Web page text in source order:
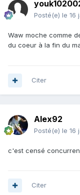
Posté(e) le 16
Waw moche comme
du coeur à la fin du
Citer
Alex92
Posté(e) le 16
c'est censé
Citer